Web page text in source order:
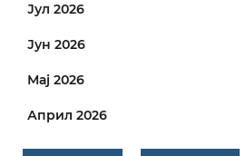
Јул 2026
Јун 2026
Мај 2026
Април 2026